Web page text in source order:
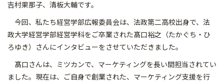
吉村果那子、清板大輔です。
今回、私たち経営学部広報委員会は、法政第二高校出身で、法
政大学経営学部経営学科をご卒業された髙口裕之（たかぐち・ひ
ろゆき）さんにインタビューをさせていただきました。
髙口さんは、ミツカンで、マーケティングを長い間担当されてい
ました。現在は、ご自身で創業された、マーケティング支援を行